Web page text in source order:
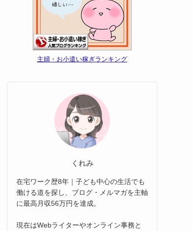
主婦・お小遣い稼ぎランキング
くれみ
在宅ワーク歴8年｜子ども中心の生活でも
働ける道を探し、ブログ・メルマガを主軸
に最高月収56万円を達成。
現在はWebライターやオンライン事務と